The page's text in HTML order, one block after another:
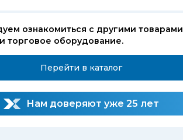
ознакомиться с другими товарами
торговое оборудование.
Перейти в каталог
Нам доверяют уже 25 лет